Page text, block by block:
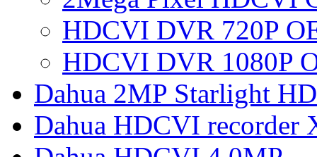
HDCVI DVR 720P
HDCVI DVR 1080P
Dahua 2MP Starlight
Dahua HDCVI recorder